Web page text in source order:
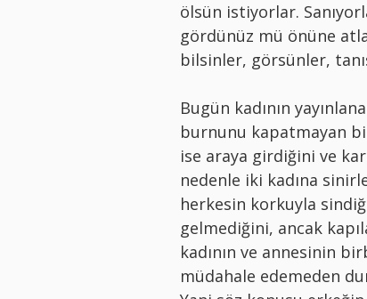
ölsün istiyorlar.
gördünüz mü önüne
bilsinler, görsünler,
Bugün kadının
burnunu kapatmayan bir
ise araya girdiğini ve
nedenle iki kadına
herkesin korkuyla
gelmediğini, ancak
kadının ve annesinin
müdahale edemeden